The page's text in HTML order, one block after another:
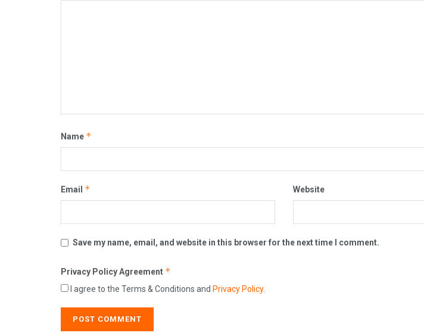
Name *
Email * Website
Save my name, email, and website in this browser for the next time I comment.
Privacy Policy Agreement *
I agree to the Terms & Conditions and Privacy Policy.